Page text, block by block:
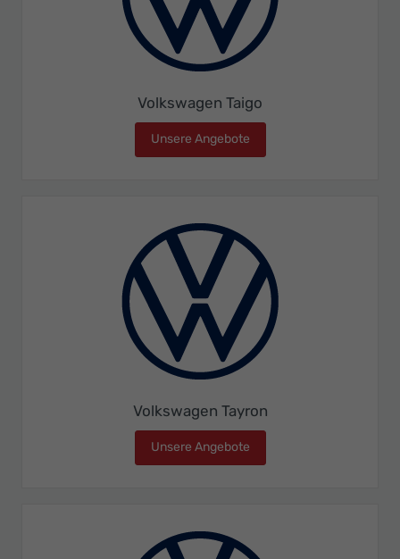
Volkswagen Taigo
Unsere Angebote
Volkswagen Tayron
Unsere Angebote